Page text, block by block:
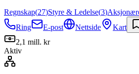
Regnskap(27)Styre & Ledelse(3)
Ring
E-post Nettside Kart
2,1 mill. kr
Aktiv